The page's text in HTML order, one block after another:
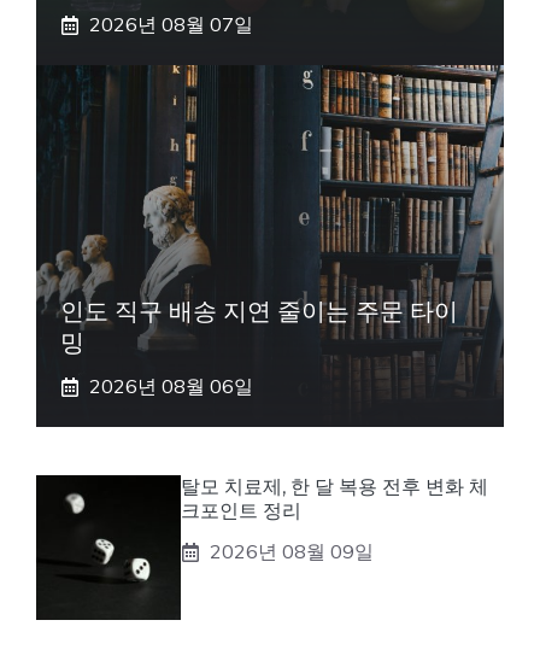
2026년 08월 07일
인도 직구 배송 지연 줄이는 주문 타이
밍
2026년 08월 06일
탈모 치료제, 한 달 복용 전후 변화 체
크포인트 정리
2026년 08월 09일